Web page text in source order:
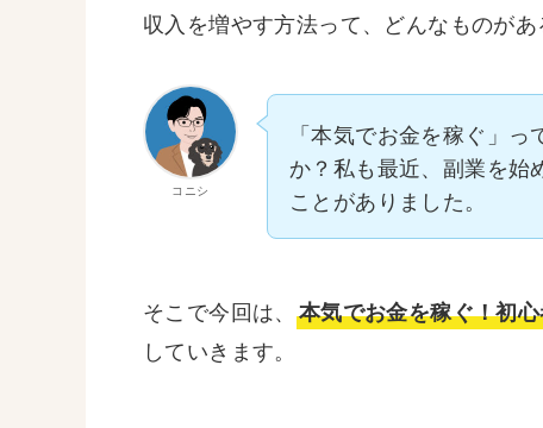
収入を増やす方法って、どんなものがあ
コニシ
「本気でお金を稼ぐ」
か？私も最近、副業を始
ことがありました。
そこで今回は、 本気でお金を稼ぐ！初
していきます。